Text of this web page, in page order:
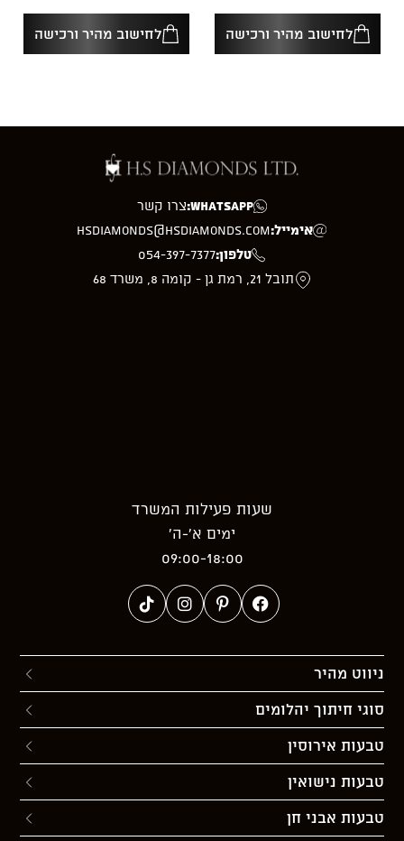
לחישוב מהיר ורכישה לחישוב מהיר ורכישה
WhatsApp: צרו קשר
אימייל:hsdiamonds@hsdiamonds.com
טלפון:054-397-7377
תובל 21, רמת גן - קומה 8, משרד 68
שעות פעילות המשרד
ימים א’-ה’
09:00-18:00
ניווט מהיר
סוגי חיתוך יהלומים
טבעות אירוסין
טבעות נישואין
טבעות אבני חן